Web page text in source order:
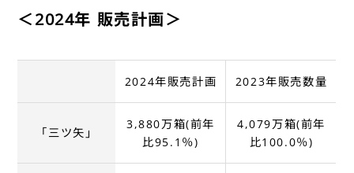
＜2024年 販売計画＞
2024年販売計画 2023年販売数量
「三ツ矢」
3,880万箱(前年
比95.1％)
4,079万箱(前年
比100.0％)